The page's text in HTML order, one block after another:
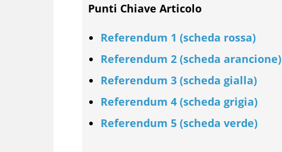
Punti Chiave Articolo
Referendum 1 (scheda rossa)
Referendum 2 (scheda arancione)
Referendum 3 (scheda gialla)
Referendum 4 (scheda grigia)
Referendum 5 (scheda verde)